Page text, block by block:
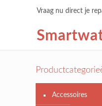
Vraag nu direct je
Accessoires